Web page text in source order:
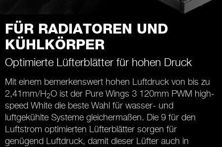
FÜR RADIATOREN UND
KÜHLKÖRPER
Optimierte Lüfterblätter für hohen Druck
Mit einem bemerkenswert hohen Luftdruck von bis zu
2,41mm/H2O ist der Pure Wings 3 120mm PWM high-
speed White die beste Wahl für wasser- und
luftgekühlte Systeme gleichermaßen. Die 9 für den
Luftstrom optimierten Lüfterblätter sorgen für
genügend Luftdruck, damit dieser Lüfter auch in